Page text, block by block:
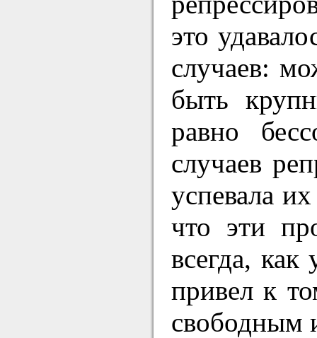
это
случаев:
быть
равно
случаев
успевала
что эти
всегда,
привел к
свободным